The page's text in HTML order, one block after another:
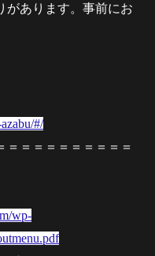
があります。事前にお
#/
＝＝＝＝＝＝＝＝＝＝
wp-